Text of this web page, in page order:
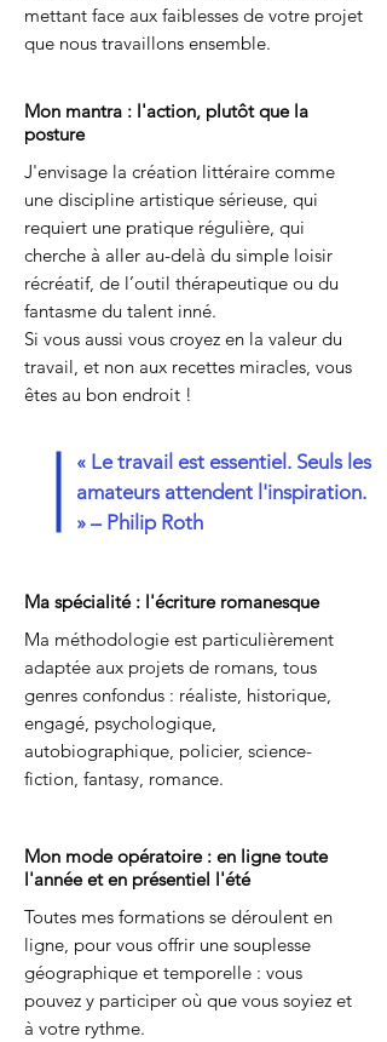
mettant face aux faiblesses de votre projet
que nous travaillons ensemble.
Mon mantra : l'action, plutôt que la
posture
J'envisage la création littéraire comme
une discipline artistique sérieuse, qui
requiert une pratique régulière, qui
cherche à aller au-delà du simple loisir
récréatif, de l’outil thérapeutique ou du
fantasme du talent inné.
Si vous aussi vous croyez en la valeur du
travail, et non aux recettes miracles, vous
êtes au bon endroit !
« Le travail est essentiel. Seuls les
amateurs attendent l'inspiration.
» – Philip Roth
Ma spécialité : l'écriture romanesque
Ma méthodologie est particulièrement
adaptée aux projets de romans, tous
genres confondus : réaliste, historique,
engagé, psychologique,
autobiographique, policier, science-
fiction, fantasy, romance.
Mon mode opératoire : en ligne toute
l'année et en présentiel l'été
Toutes mes formations se déroulent en
ligne, pour vous offrir une souplesse
géographique et temporelle : vous
pouvez y participer où que vous soyiez et
à votre rythme.